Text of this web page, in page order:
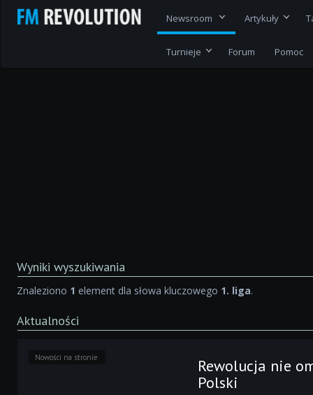
Newsroom Artykuły
Turnieje Forum Pomoc
Wyniki wyszukiwania
Znaleziono 1 element dla słowa kluczowego 1. liga.
Aktualności
Nowości na stronie
Rewolucja nie
Polski